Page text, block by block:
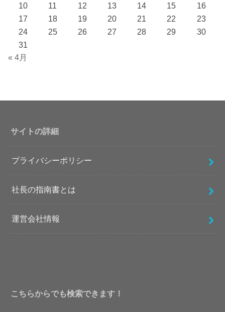
10
11 12 13 14 15
16
17
18 19 20 21 22
23
24
25 26 27 28 29
30
31
« 4月
サイトの詳細
プライバシーポリシー
社長の指南書とは
運営会社情報
こちらからでも検索できます！